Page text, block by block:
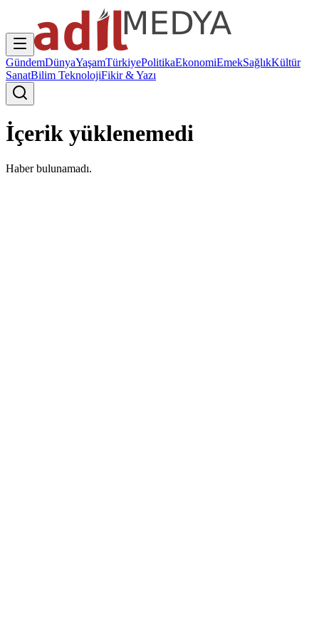
GündemDünyaYaşamTürkiyePolitikaEkonomiEmekSağlıkKültür
SanatBilim TeknolojiFikir & Yazı
İçerik yüklenemedi
Haber bulunamadı.